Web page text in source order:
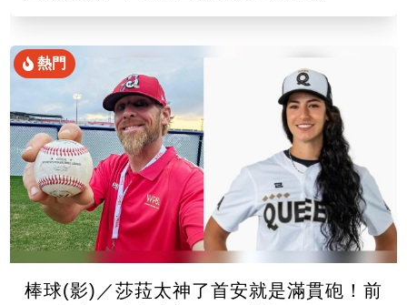
熱門
棒球(影)／莎菈太神了首安就是滿貫砲！前